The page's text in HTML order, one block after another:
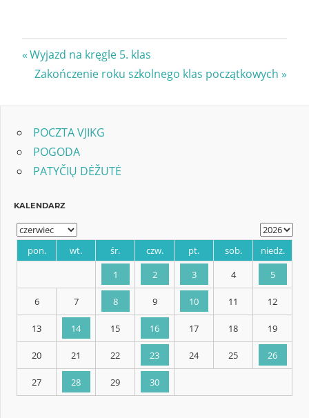
Nawigacja
wpisu
Previous
Post:
Wyjazd na kręgle 5. klas
Next
Zakończenie roku szkolnego klas początkowych
POCZTA VJIKG
POGODA
PATYČIŲ DĖŽUTĖ